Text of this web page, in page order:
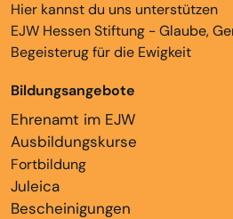
Hier kannst du uns unterstützen
EJW Hessen Stiftung - Glaube,
Begeisterug für die Ewigkeit
Bildungsangebote
Ehrenamt im EJW
Ausbildungskurse
Fortbildung
Juleica
Bescheinigungen